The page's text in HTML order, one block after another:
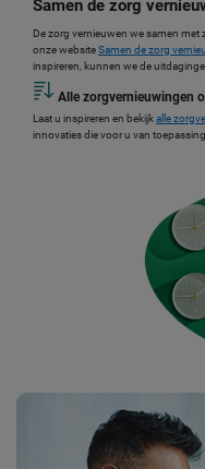
Samen de zorg
De zorg vernieuwen we samen
onze websiteSamen de zorg
inspireren, kunnen we de
Alle zorgvernieuwingen
Laat u inspireren en bekijkalle
innovaties die voor u van toepassing